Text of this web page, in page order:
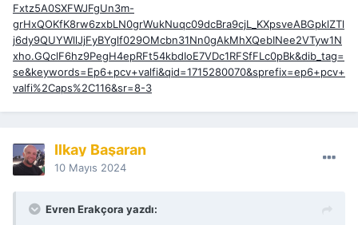
Fxtz5A0SXFWJFgUn3m-
grHxQOKfK8rw6zxbLN0grWukNuqc09dcBra9cjL_KXpsveABGpklZTl
j6dy9QUYWllJjFyBYglf029OMcbn31Nn0gAkMhXQebINee2VTyw1N
xho.GQclF6hz9PegH4epRFt54kbdIoE7VDc1RFSfFLc0pBk&dib_tag=
se&keywords=Ep6+pcv+valfi&qid=1715280070&sprefix=ep6+pcv+
valfi%2Caps%2C116&sr=8-3
İlkay Başaran
10 Mayıs 2024
Evren Erakçora yazdı: